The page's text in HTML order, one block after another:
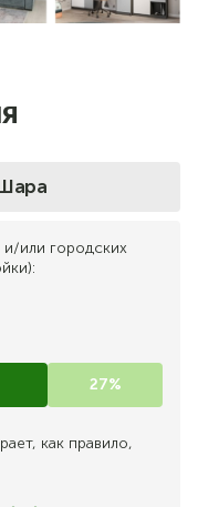
и/или городских
27%
как правило,